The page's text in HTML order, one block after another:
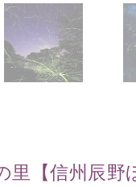
里【信州辰野